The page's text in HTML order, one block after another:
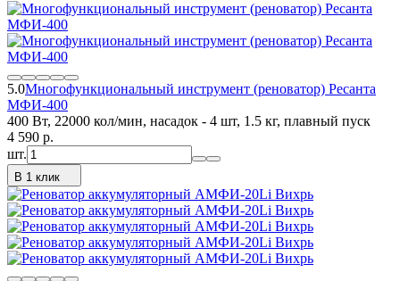
5.0Многофункциональный инструмент (реноватор) Ресанта
МФИ-400
400 Вт, 22000 кол/мин, насадок - 4 шт, 1.5 кг, плавный пуск
4 590 p.
шт.
В 1 клик